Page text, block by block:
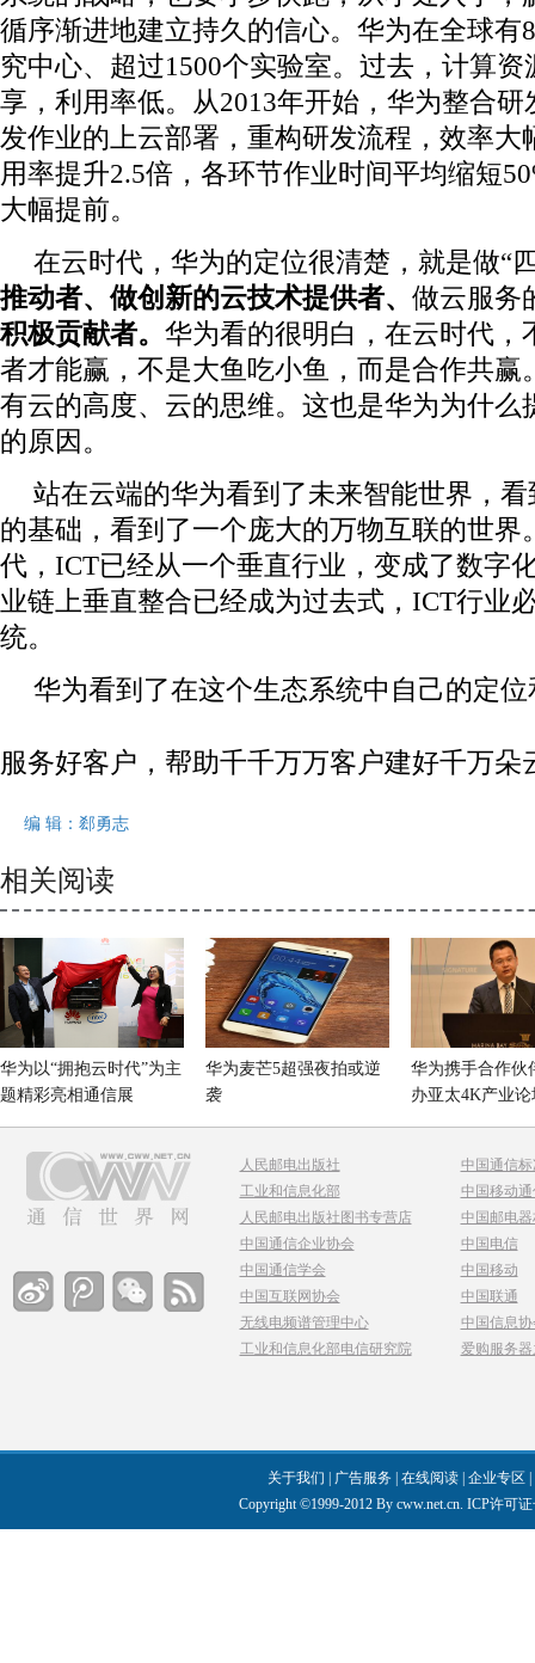
循序渐进地建立持久的信心。华为在全球有
究中心、超过1500个实验室。过去，计算
享，利用率低。从2013年开始，华为整合
发作业的上云部署，重构研发流程，效率大
用率提升2.5倍，各环节作业时间平均缩短
大幅提前。
在云时代，华为的定位很清楚，就是做“
推动者、做创新的云技术提供者、 做云服务
积极贡献者。 华为看的很明白，在云时代，
者才能赢，不是大鱼吃小鱼，而是合作共赢
有云的高度、云的思维。这也是华为为什么
的原因。
站在云端的华为看到了未来智能世界，
的基础，看到了一个庞大的万物互联的世界
代，ICT已经从一个垂直行业，变成了数字
业链上垂直整合已经成为过去式，ICT行业
统。
华为看到了在这个生态系统中自己的定
服务好客户，帮助千千万万客户建好千万朵
编 辑：郄勇志
相关阅读
华为以“拥抱云时代”为主
题精彩亮相通信展
华为麦芒5超强夜拍或逆
袭
华为携手合作伙
办亚太4K产业论